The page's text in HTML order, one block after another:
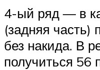
4-ый ряд — в
(задняя
без накида. В
получиться 56